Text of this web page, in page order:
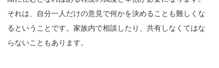
それは、自分一人だけの意見で何かを決めることも難しくな
るということです。家族内で相談したり、共有しなくてはな
らないこともあります。